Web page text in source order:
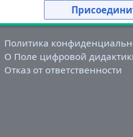
Политика
О Поле цифровой
Отказ от ответственности